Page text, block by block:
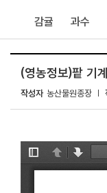
감귤 과수
(영농정보)팥 기
작성자 농산물원종장